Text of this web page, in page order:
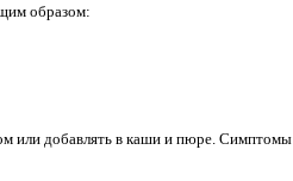
образом:
или добавлять в каши и пюре. Симптомы